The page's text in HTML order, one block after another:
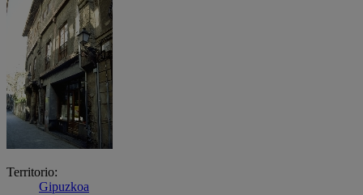
Territorio:
Gipuzkoa